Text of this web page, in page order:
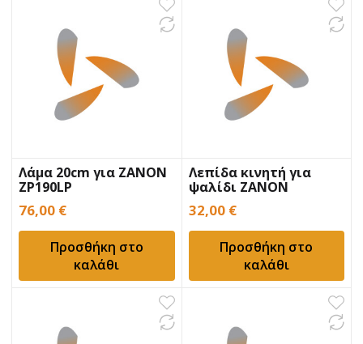
Λάμα 20cm για ZANON
ZP190LP
κονταροπρίονο
76,00 €
Προσθήκη στο
καλάθι
Λεπίδα κινητή για
ψαλίδι ZANON
ZM22/ZM27
32,00 €
Προσθήκη στο
καλάθι